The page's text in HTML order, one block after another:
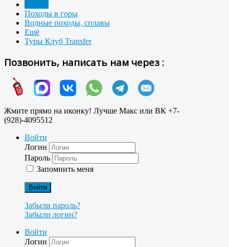
Походы в горы
Водные походы, сплавы
Ещё
Туры Клуб Transfer
Позвонить, написать нам через :
Жмите прямо на иконку! Лучше Макс или ВК +7-
(928)-4095512
Войти
Логин
Пароль
Запомнить меня
Войти
Забыли пароль?
Забыли логин?
Войти
Логин